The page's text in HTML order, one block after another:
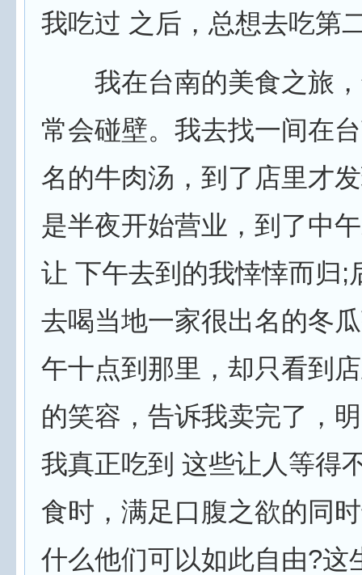
我吃过 之后，总想去吃第
我在台南的美食之旅，
常会碰壁。我去找一间在
名的牛肉汤，到了店里才
是半夜开始营业，到了中
让 下午去到的我悻悻而归;
去喝当地一家很出名的冬
午十点到那里，却只看到
的笑容，告诉我卖完了，
我真正吃到 这些让人等得
食时，满足口腹之欲的同
什么他们可以如此自由?这